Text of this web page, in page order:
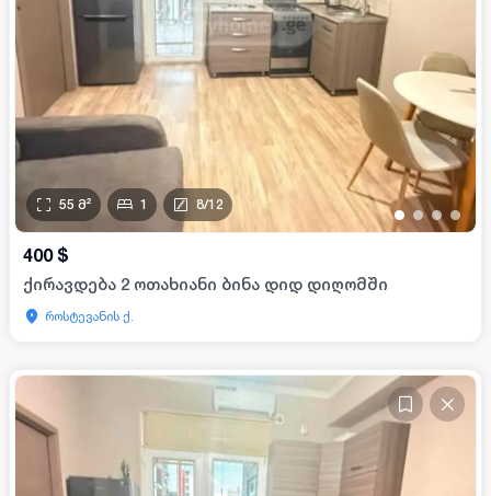
• •• •
55 მ² 1 8/12
400 $
ქირავდება 2 ოთახიანი ბინა დიდ დიღომში
როსტევანის ქ.